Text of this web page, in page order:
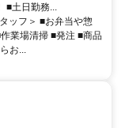
■土日勤務...
ッフ＞ ■お弁当や惣
業場清掃 ■発注 ■商品
お...